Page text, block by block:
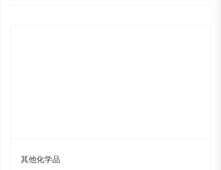
其他化学品